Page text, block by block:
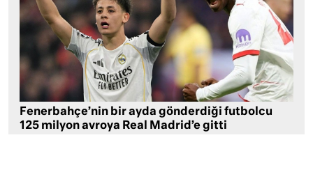
Fenerbahçe’nin bir ayda gönderdiği futbolcu
125 milyon avroya Real Madrid’e gitti